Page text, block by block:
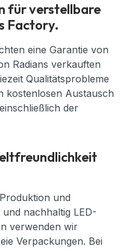
für verstellbare
Factory.
eine Garantie von
Radians verkauften
Qualitätsprobleme
kostenlosen Austausch
der
und
und nachhaltig LED-
verwenden wir
Verpackungen. Bei